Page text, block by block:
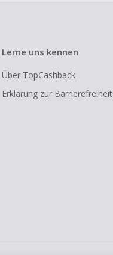
Lerne uns kennen
Über TopCashback
Erklärung zur Barrierefreiheit